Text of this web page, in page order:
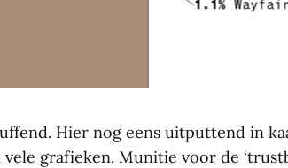
Hier nog eens uitputtend in
grafieken. Munitie voor de